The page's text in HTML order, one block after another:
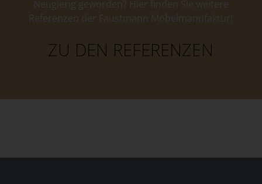
Neugierig geworden? Hier finden Sie weitere
Referenzen der Faustmann Möbelmanufaktur!
ZU DEN REFERENZEN